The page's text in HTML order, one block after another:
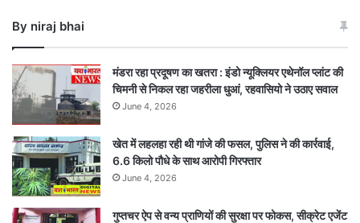
सचिव
By niraj bhai
मंडरा रहा प्रदूषण का खतरा : इंडो न्यूक्लियर एथेनॉल प्लांट की
चिमनी से निकल रहा जहरीला धुआं, रहवासियो ने उठाए सवाल
June 4, 2026
खेत में लहलहा रही थी गांजे की फसल, पुलिस ने की कार्रवाई,
6.6 किलो पौधे के साथ आरोपी गिरफ्तार
June 4, 2026
गुप्तचर ऐप से वन्य प्राणियों की सुरक्षा पर फोकस, सीक्रेट एजेंट